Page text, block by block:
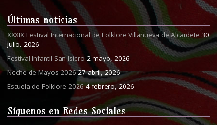
Últimas noticias
XXXIX Festival Internacional de Folklore Villanueva de Alcardete 30
julio, 2026
Festival Infantil San Isidro 2 mayo, 2026
Noche de Mayos 2026 27 abril, 2026
Escuela de Folklore 2026 4 febrero, 2026
Síguenos en Redes Sociales